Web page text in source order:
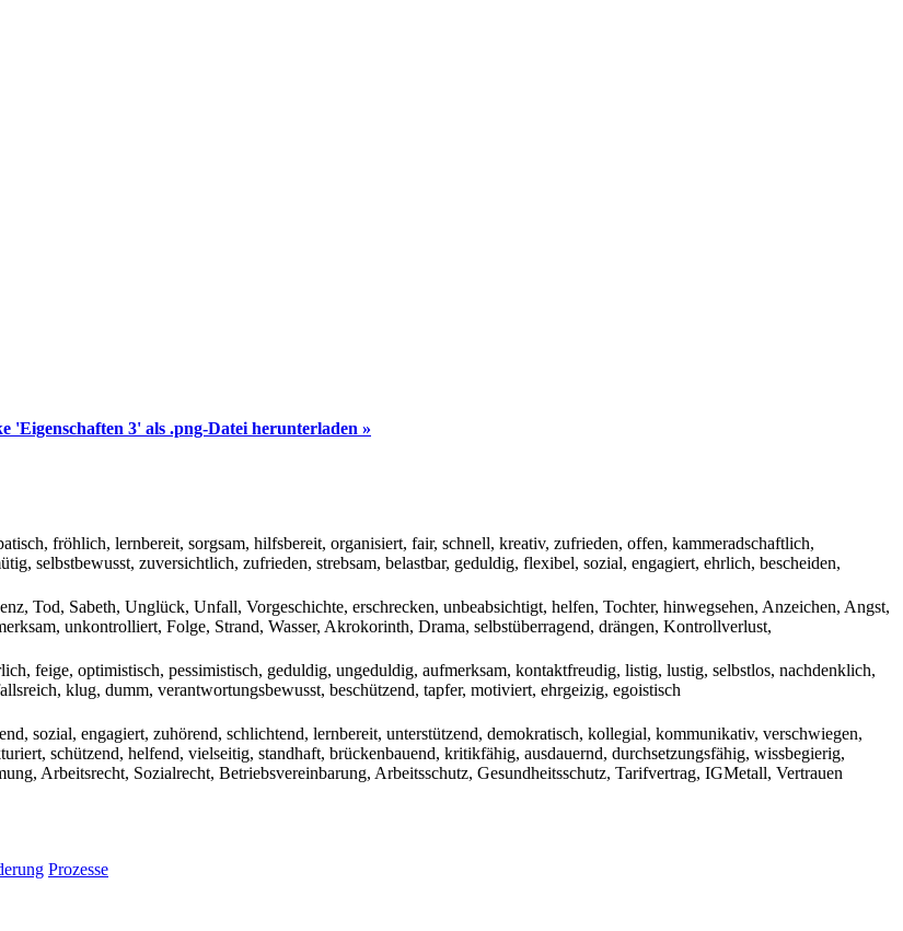
'Eigenschaften 3' als .png-Datei herunterladen »
fröhlich, lernbereit, sorgsam, hilfsbereit, organisiert, fair, schnell, kreativ, zufrieden, offen, kammeradschaftlich,
selbstbewusst, zuversichtlich, zufrieden, strebsam, belastbar, geduldig, flexibel, sozial, engagiert, ehrlich, bescheiden,
Tod, Sabeth, Unglück, Unfall, Vorgeschichte, erschrecken, unbeabsichtigt, helfen, Tochter, hinwegsehen, Anzeichen, Angst,
unkontrolliert, Folge, Strand, Wasser, Akrokorinth, Drama, selbstüberragend, drängen, Kontrollverlust,
feige, optimistisch, pessimistisch, geduldig, ungeduldig, aufmerksam, kontaktfreudig, listig, lustig, selbstlos, nachdenklich,
klug, dumm, verantwortungsbewusst, beschützend, tapfer, motiviert, ehrgeizig, egoistisch
sozial, engagiert, zuhörend, schlichtend, lernbereit, unterstützend, demokratisch, kollegial, kommunikativ, verschwiegen,
schützend, helfend, vielseitig, standhaft, brückenbauend, kritikfähig, ausdauernd, durchsetzungsfähig, wissbegierig,
Arbeitsrecht, Sozialrecht, Betriebsvereinbarung, Arbeitsschutz, Gesundheitsschutz, Tarifvertrag, IGMetall, Vertrauen
Prozesse